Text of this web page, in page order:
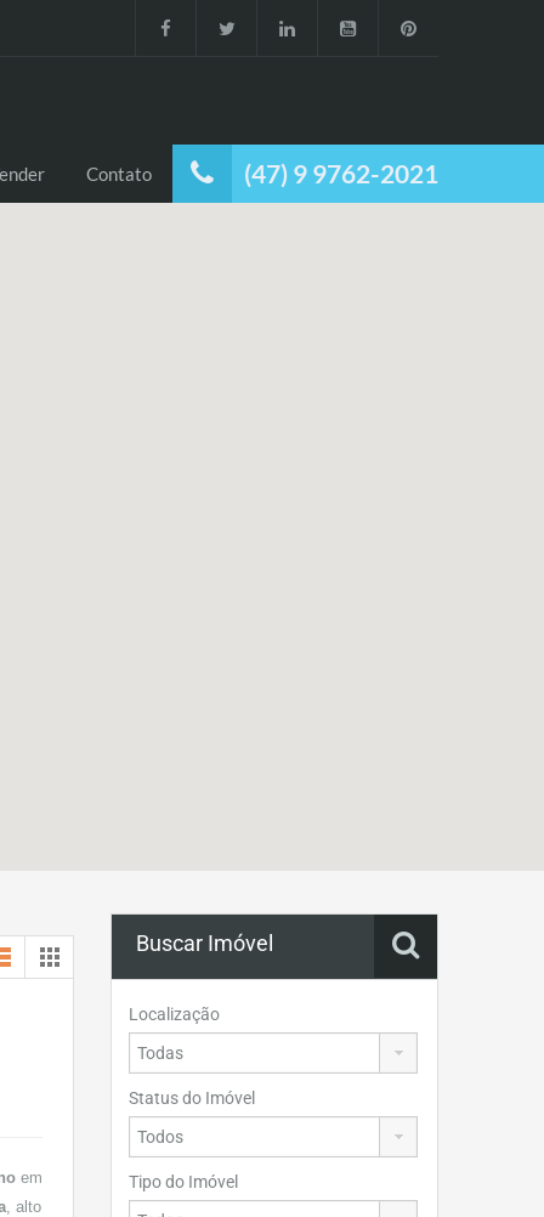
(47) 9 9762-2021
Contato
em
, alto
Buscar Imóvel
Localização
Status do Imóvel
Tipo do Imóvel